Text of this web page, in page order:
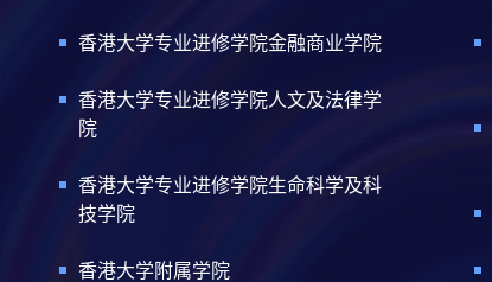
香港大学专业进修学院金融商业学院
香港大学专业进修学院人文及法律学
院
香港大学专业进修学院生命科学及科
技学院
香港大学附属学院